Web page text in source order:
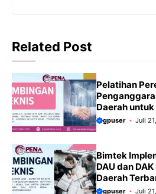
Related Post
Pelatihan
Daerah
Terbaru
gpuser Juli
Bimtek
DAU dan
Daerah
gpuser Juli